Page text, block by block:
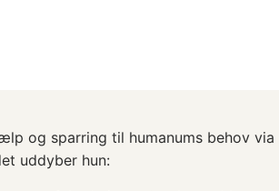
og sparring til humanums behov via
uddyber hun: